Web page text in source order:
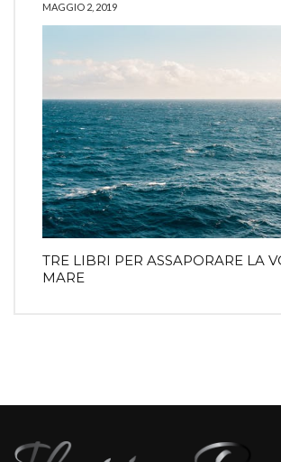
MAGGIO 2, 2019
TRE LIBRI PER ASSAPORARE LA
MARE